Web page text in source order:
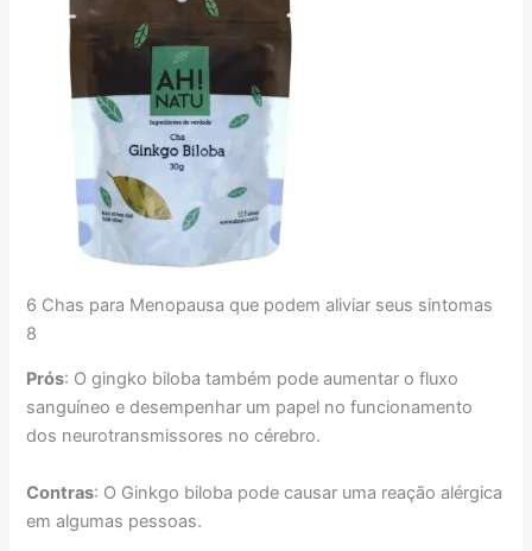
6 Chas para Menopausa que podem aliviar seus sintomas
8
Prós: O gingko biloba também pode aumentar o fluxo
sanguíneo e desempenhar um papel no funcionamento
dos neurotransmissores no cérebro.
Contras: O Ginkgo biloba pode causar uma reação alérgica
em algumas pessoas.